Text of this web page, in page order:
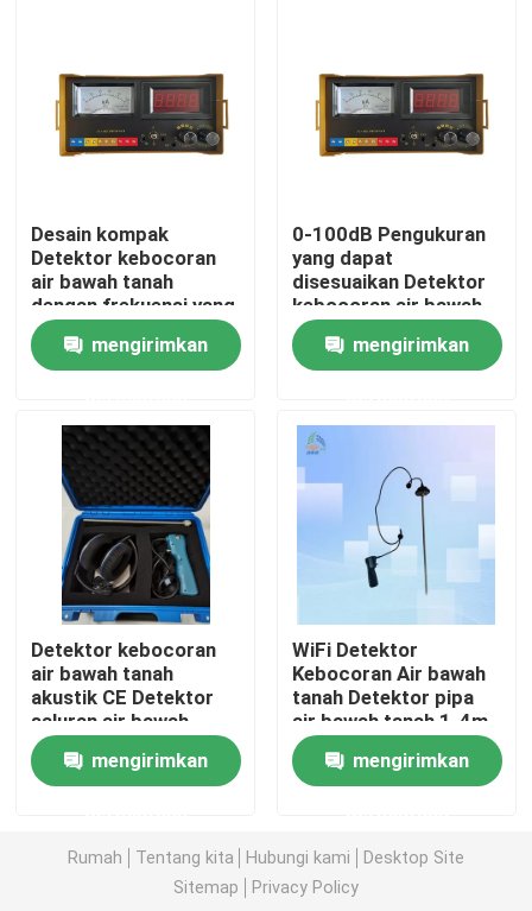
Rumah
Produk
Video
Tentang kita
Wisata pabrik
Kontrol kualitas
Hubungi kami
Quote request suatu
Sensor tingkat radar
Desain kompak
Detektor kebocoran
air bawah tanah
dengan frekuensi yang
dapat disesuaikan
secara terus menerus
mengirimkan
0-100dB Pengukuran
yang dapat
disesuaikan Detektor
kebocoran air bawah
tanah Untuk
kebutuhan pelanggan
mengirimkan
Detektor kebocoran
air bawah tanah
akustik CE Detektor
saluran air bawah
tanah
mengirimkan
WiFi Detektor
Kebocoran Air bawah
tanah Detektor pipa
air bawah tanah 1-4m
mengirimkan
Rumah Tentang kita Hubungi kami
Desktop Site
Sitemap
Privacy Policy